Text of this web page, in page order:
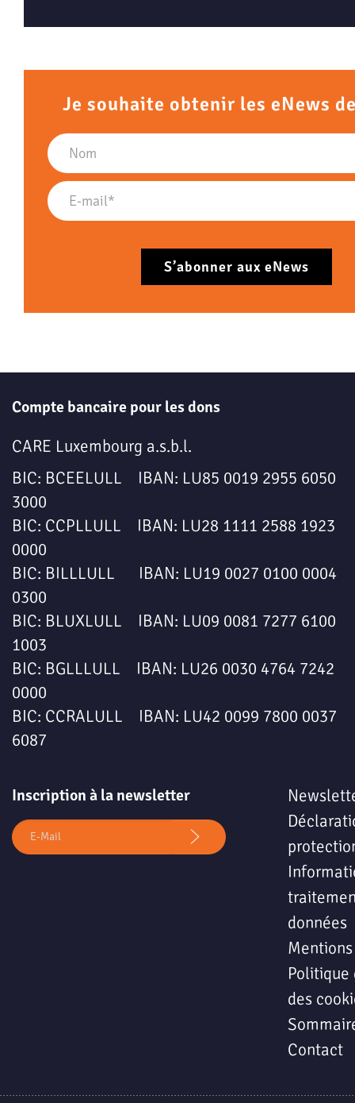
Je souhaite obtenir les eNews
Compte bancaire pour les dons
CARE Luxembourg a.s.b.l.
BIC: BCEELULL IBAN: LU85 0019 2955 6050
3000
BIC: CCPLLULL IBAN: LU28 1111 2588 1923
0000
BIC: BILLLULL IBAN: LU19 0027 0100 0004
0300
BIC: BLUXLULL IBAN: LU09 0081 7277 6100
1003
BIC: BGLLLULL IBAN: LU26 0030 4764 7242
0000
BIC: CCRALULL IBAN: LU42 0099 7800 0037
6087
Inscription à la newsletter
données
Politique
des
Contact